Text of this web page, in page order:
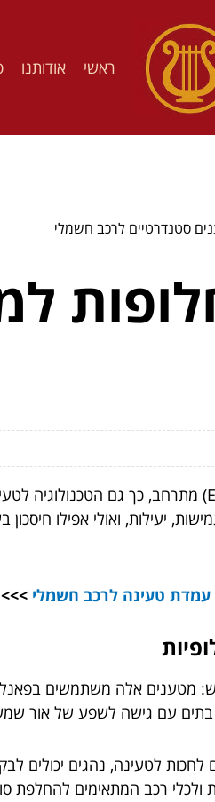
ראשי אודותנו
סטנדרטיים לרכב חשמלי
עמדת טעינה לרכב חשמלי >>>
מטענים אלה משתמשים
בתים עם גישה לשפע של אור
לטעינה, נהגים יכולים
ולכלי רכב המתאימים להחלפת